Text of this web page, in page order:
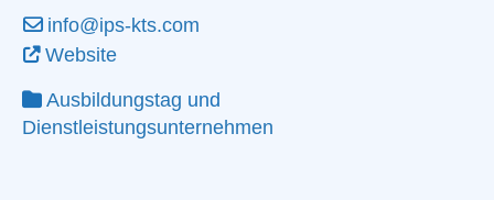
info@ips-kts.com
Website
Ausbildungstag und
Dienstleistungsunternehmen